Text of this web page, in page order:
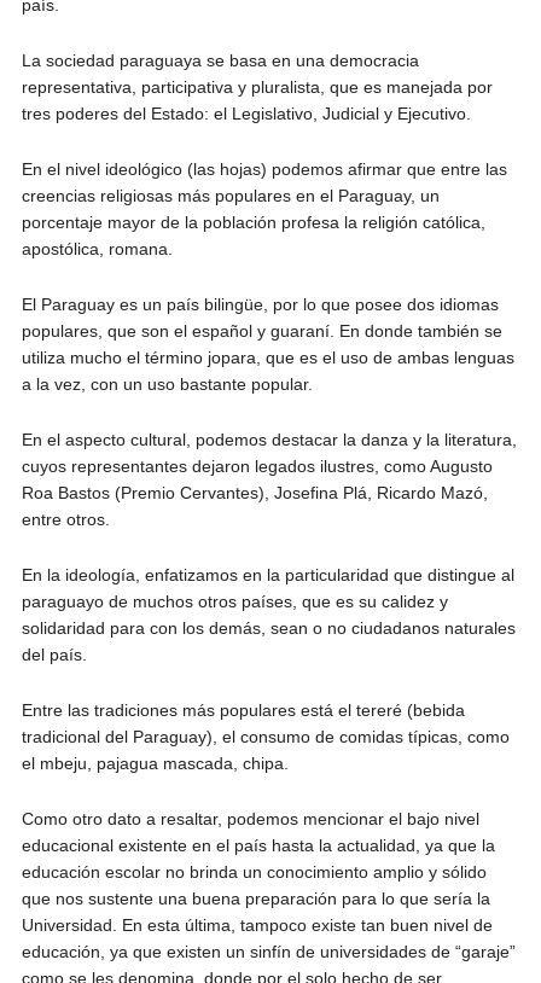
país.
La sociedad paraguaya se basa en una democracia
representativa, participativa y pluralista, que es manejada por
tres poderes del Estado: el Legislativo, Judicial y Ejecutivo.
En el nivel ideológico (las hojas) podemos afirmar que entre las
creencias religiosas más populares en el Paraguay, un
porcentaje mayor de la población profesa la religión católica,
apostólica, romana.
El Paraguay es un país bilingüe, por lo que posee dos idiomas
populares, que son el español y guaraní. En donde también se
utiliza mucho el término jopara, que es el uso de ambas lenguas
a la vez, con un uso bastante popular.
En el aspecto cultural, podemos destacar la danza y la literatura,
cuyos representantes dejaron legados ilustres, como Augusto
Roa Bastos (Premio Cervantes), Josefina Plá, Ricardo Mazó,
entre otros.
En la ideología, enfatizamos en la particularidad que distingue al
paraguayo de muchos otros países, que es su calidez y
solidaridad para con los demás, sean o no ciudadanos naturales
del país.
Entre las tradiciones más populares está el tereré (bebida
tradicional del Paraguay), el consumo de comidas típicas, como
el mbeju, pajagua mascada, chipa.
Como otro dato a resaltar, podemos mencionar el bajo nivel
educacional existente en el país hasta la actualidad, ya que la
educación escolar no brinda un conocimiento amplio y sólido
que nos sustente una buena preparación para lo que sería la
Universidad. En esta última, tampoco existe tan buen nivel de
educación, ya que existen un sinfín de universidades de “garaje”
como se les denomina, donde por el solo hecho de ser